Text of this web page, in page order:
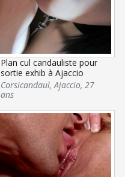
Plan cul candauliste pour
sortie exhib à Ajaccio
Corsicandaul,Ajaccio,27
ans